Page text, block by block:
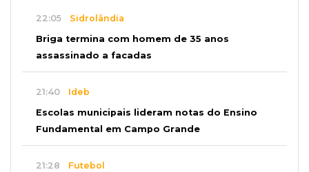
22:05 Sidrolândia
Briga termina com homem de 35 anos
assassinado a facadas
21:40 Ideb
Escolas municipais lideram notas do Ensino
Fundamental em Campo Grande
21:28 Futebol